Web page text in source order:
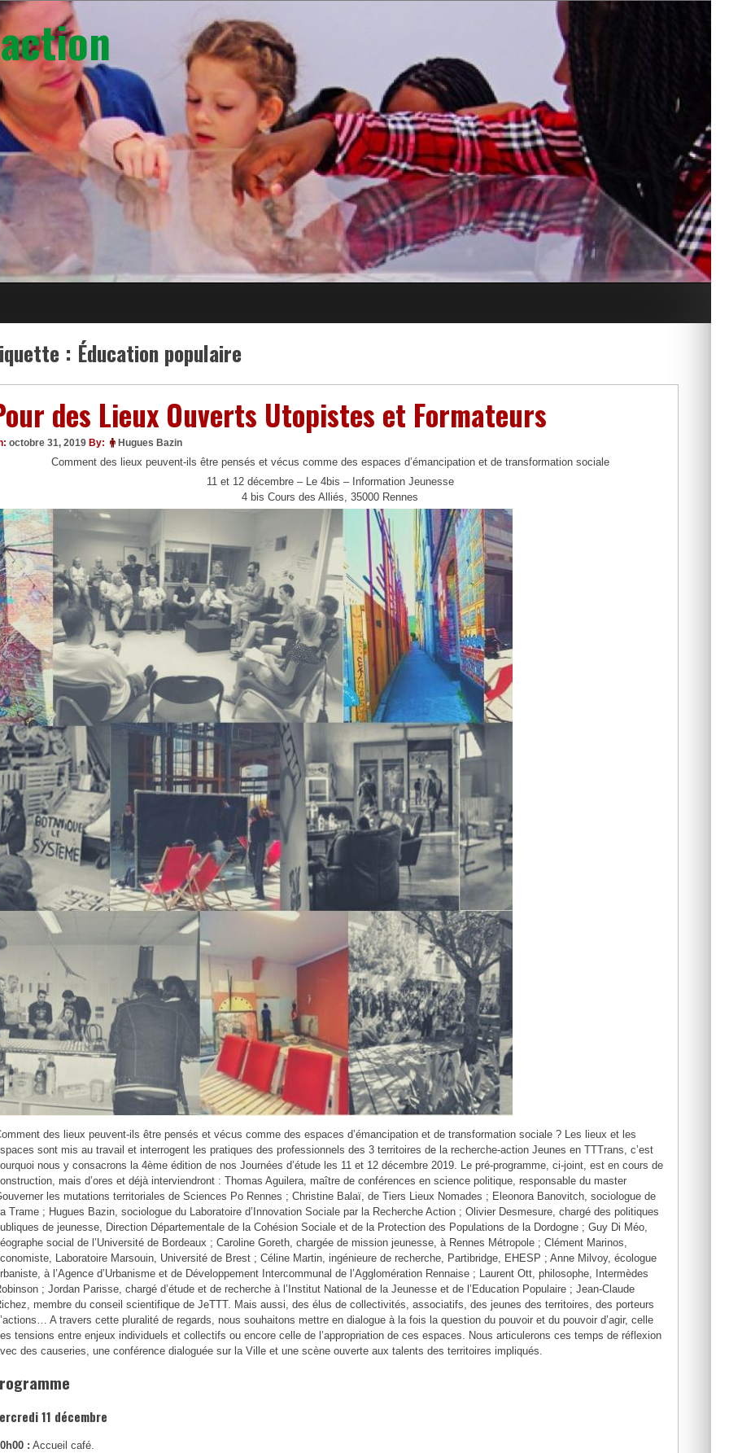
: Éducation populaire
des Lieux Ouverts Utopistes et Formateurs
octobre 31, 2019 By: Hugues Bazin
Comment des lieux peuvent-ils être pensés et vécus comme des espaces d’émancipation et de transformation sociale
11 et 12 décembre – Le 4bis – Information Jeunesse
4 bis Cours des Alliés, 35000 Rennes
des lieux peuvent-ils être pensés et vécus comme des espaces d’émancipation et de transformation sociale ? Les lieux et les
sont mis au travail et interrogent les pratiques des professionnels des 3 territoires de la recherche-action Jeunes en TTTrans, c’est
nous y consacrons la 4ème édition de nos Journées d’étude les 11 et 12 décembre 2019. Le pré-programme, ci-joint, est en cours de
mais d’ores et déjà interviendront : Thomas Aguilera, maître de conférences en science politique, responsable du master
les mutations territoriales de Sciences Po Rennes ; Christine Balaï, de Tiers Lieux Nomades ; Eleonora Banovitch, sociologue de
Trame ; Hugues Bazin, sociologue du Laboratoire d’Innovation Sociale par la Recherche Action ; Olivier Desmesure, chargé des politiques
de jeunesse, Direction Départementale de la Cohésion Sociale et de la Protection des Populations de la Dordogne ; Guy Di Méo,
social de l’Université de Bordeaux ; Caroline Goreth, chargée de mission jeunesse, à Rennes Métropole ; Clément Marinos,
Laboratoire Marsouin, Université de Brest ; Céline Martin, ingénieure de recherche, Partibridge, EHESP ; Anne Milvoy, écologue
à l’Agence d’Urbanisme et de Développement Intercommunal de l’Agglomération Rennaise ; Laurent Ott, philosophe, Intermèdes
; Jordan Parisse, chargé d’étude et de recherche à l’Institut National de la Jeunesse et de l’Education Populaire ; Jean-Claude
membre du conseil scientifique de JeTTT. Mais aussi, des élus de collectivités, associatifs, des jeunes des territoires, des porteurs
A travers cette pluralité de regards, nous souhaitons mettre en dialogue à la fois la question du pouvoir et du pouvoir d’agir, celle
tensions entre enjeux individuels et collectifs ou encore celle de l’appropriation de ces espaces. Nous articulerons ces temps de réflexion
des causeries, une conférence dialoguée sur la Ville et une scène ouverte aux talents des territoires impliqués.
11 décembre
: Accueil café.